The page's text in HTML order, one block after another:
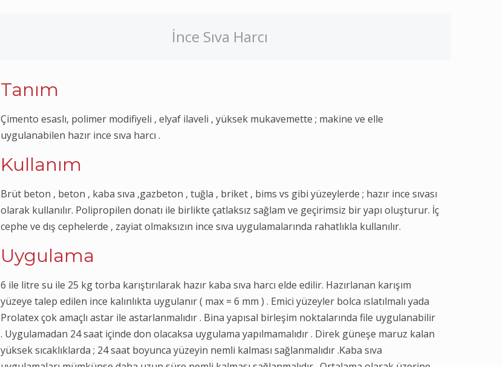
İnce Sıva Harcı
Tanım
Çimento esaslı, polimer modifiyeli , elyaf ilaveli , yüksek mukavemette ; makine ve elle
uygulanabilen hazır ince sıva harcı .
Kullanım
Brüt beton , beton , kaba sıva ,gazbeton , tuğla , briket , bims vs gibi yüzeylerde ; hazır ince sıvası
olarak kullanılır. Polipropilen donatı ile birlikte çatlaksız sağlam ve geçirimsiz bir yapı oluşturur. İç
cephe ve dış cephelerde , zayiat olmaksızın ince sıva uygulamalarında rahatlıkla kullanılır.
Uygulama
6 ile litre su ile 25 kg torba karıştırılarak hazır kaba sıva harcı elde edilir. Hazırlanan karışım
yüzeye talep edilen ince kalınlıkta uygulanır ( max = 6 mm ) . Emici yüzeyler bolca ıslatılmalı yada
Prolatex çok amaçlı astar ile astarlanmalıdır . Bina yapısal birleşim noktalarında file uygulanabilir
. Uygulamadan 24 saat içinde don olacaksa uygulama yapılmamalıdır . Direk güneşe maruz kalan
yüksek sıcaklıklarda ; 24 saat boyunca yüzeyin nemli kalması sağlanmalıdır .Kaba sıva